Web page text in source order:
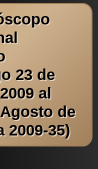
23 de
al
de
2009-35)